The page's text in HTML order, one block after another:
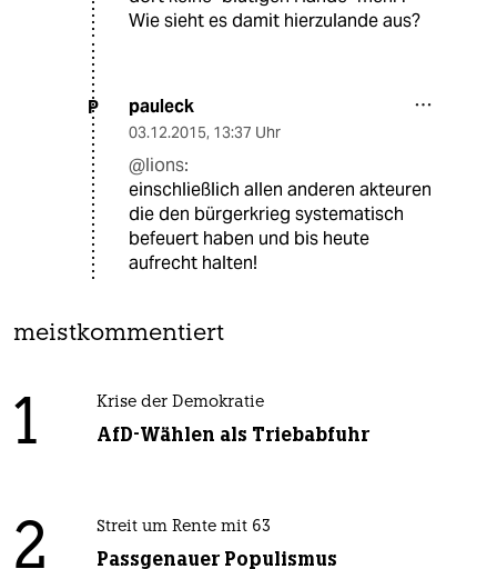
Wie sieht es damit hierzulande aus?
P pauleck
03.12.2015, 13:37 Uhr
@lions:
einschließlich allen anderen akteuren
die den bürgerkrieg systematisch
befeuert haben und bis heute
aufrecht halten!
meistkommentiert
1 Krise der Demokratie
AfD-Wählen als Triebabfuhr
2 Streit um Rente mit 63
Passgenauer Populismus